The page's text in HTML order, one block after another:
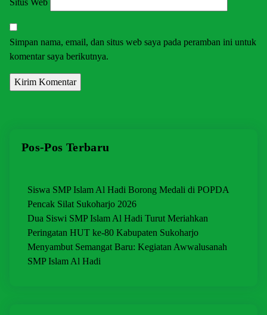
Situs Web
Simpan nama, email, dan situs web saya pada peramban ini untuk
komentar saya berikutnya.
Pos-Pos Terbaru
Siswa SMP Islam Al Hadi Borong Medali di POPDA
Pencak Silat Sukoharjo 2026
Dua Siswi SMP Islam Al Hadi Turut Meriahkan
Peringatan HUT ke-80 Kabupaten Sukoharjo
Menyambut Semangat Baru: Kegiatan Awwalusanah
SMP Islam Al Hadi